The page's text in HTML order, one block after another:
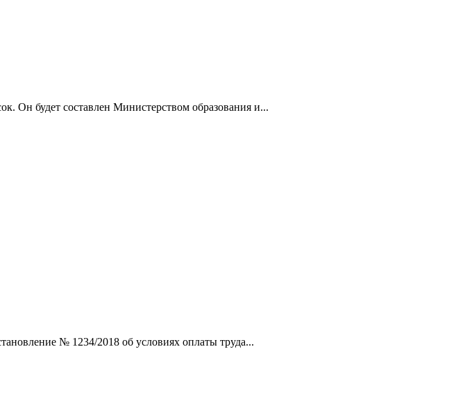
Он будет составлен Министерством образования и...
№ 1234/2018 об усло­виях оплаты труда...